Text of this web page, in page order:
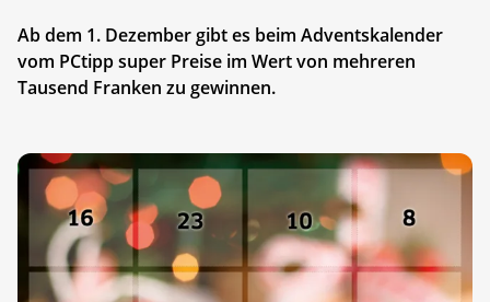
Ab dem 1. Dezember gibt es beim Adventskalender
vom PCtipp super Preise im Wert von mehreren
Tausend Franken zu gewinnen.